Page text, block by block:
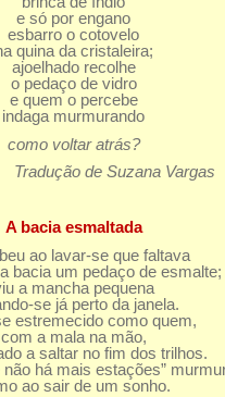
por engano
o cotovelo
da cristaleira;
recolhe
de vidro
o percebe
murmurando
como voltar atrás?
de Suzana Vargas
A bacia esmaltada
ao lavar-se que faltava
um pedaço de esmalte;
mancha pequena
se já perto da janela.
como quem,
a mala na mão,
a saltar no fim dos trilhos.
há mais estações”
sair de um sonho.